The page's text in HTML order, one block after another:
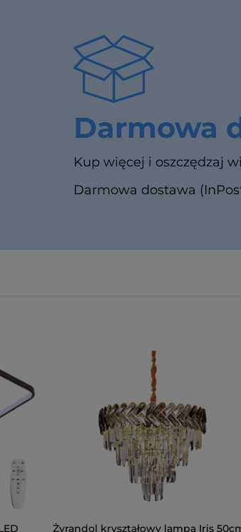
Darmowa
Kup więcej i oszczędzaj
Darmowa dostawa
Żyrandol kryształowy lampa Iris